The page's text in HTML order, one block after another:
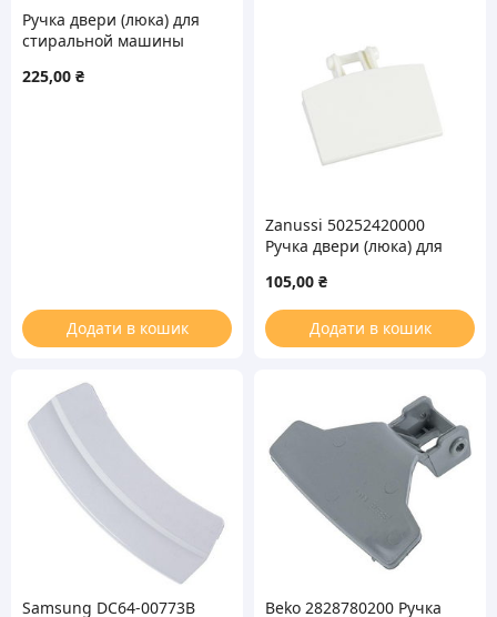
Ручка двери (люка) для
стиральной машины
225,00 ₴
Додати в кошик
Zanussi 50252420000
Ручка двери (люка) для
105,00 ₴
Додати в кошик
Samsung DC64-00773B Beko 2828780200 Ручка